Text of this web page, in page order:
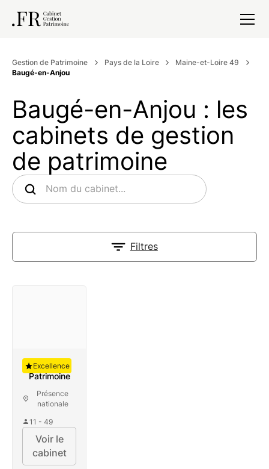
Gestion de Patrimoine Pays de la Loire
Maine-et-Loire 49
Baugé-en-Anjou
Baugé-en-Anjou : les
cabinets de gestion
de patrimoine
Filtres
Auguste
Patrimoine
Présence
nationale
11 - 49
Excellence
Voir le
cabinet